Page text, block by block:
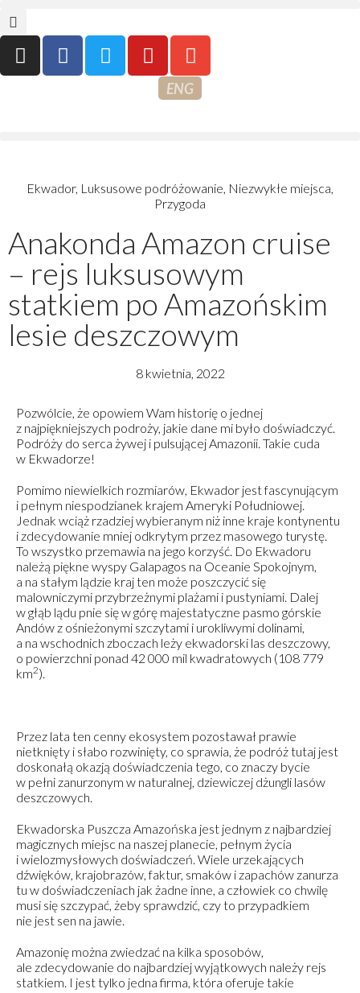
ENG
Ekwador, Luksusowe podróżowanie, Niezwykłe miejsca,
Przygoda
Anakonda Amazon cruise
– rejs luksusowym
statkiem po Amazońskim
lesie deszczowym
8 kwietnia, 2022
Pozwólcie, że opowiem Wam historię o jednej
z najpiękniejszych podroży, jakie dane mi było doświadczyć.
Podróży do serca żywej i pulsującej Amazonii. Takie cuda
w Ekwadorze!
Pomimo niewielkich rozmiarów, Ekwador jest fascynującym
i pełnym niespodzianek krajem Ameryki Południowej.
Jednak wciąż rzadziej wybieranym niż inne kraje kontynentu
i zdecydowanie mniej odkrytym przez masowego turystę.
To wszystko przemawia na jego korzyść. Do Ekwadoru
należą piękne wyspy Galapagos na Oceanie Spokojnym,
a na stałym lądzie kraj ten może poszczycić się
malowniczymi przybrzeżnymi plażami i pustyniami. Dalej
w głąb lądu pnie się w górę majestatyczne pasmo górskie
Andów z ośnieżonymi szczytami i urokliwymi dolinami,
a na wschodnich zboczach leży ekwadorski las deszczowy,
o powierzchni ponad 42 000 mil kwadratowych (108 779
km2).
Przez lata ten cenny ekosystem pozostawał prawie
nietknięty i słabo rozwinięty, co sprawia, że podróż tutaj jest
doskonałą okazją doświadczenia tego, co znaczy bycie
w pełni zanurzonym w naturalnej, dziewiczej dżungli lasów
deszczowych.
Ekwadorska Puszcza Amazońska jest jednym z najbardziej
magicznych miejsc na naszej planecie, pełnym życia
i wielozmysłowych doświadczeń. Wiele urzekających
dźwięków, krajobrazów, faktur, smaków i zapachów zanurza
tu w doświadczeniach jak żadne inne, a człowiek co chwilę
musi się szczypać, żeby sprawdzić, czy to przypadkiem
nie jest sen na jawie.
Amazonię można zwiedzać na kilka sposobów,
ale zdecydowanie do najbardziej wyjątkowych należy rejs
statkiem. I jest tylko jedna firma, która oferuje takie